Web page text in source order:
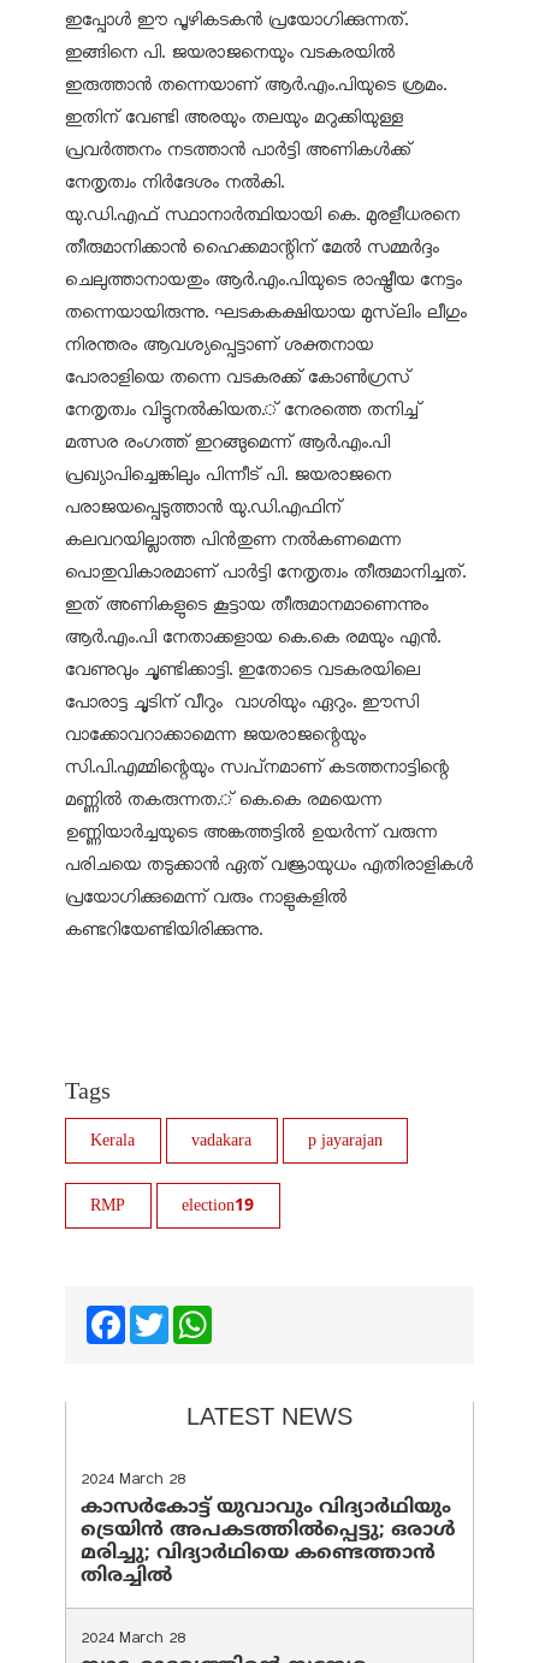
ഇപ്പോൾ ഈ പൂഴികടകൻ പ്രയോഗിക്കുന്നത്.
ഇങ്ങിനെ പി. ജയരാജനെയും വടകരയിൽ
ഇരുത്താൻ തന്നെയാണ് ആർ.എം.പിയുടെ ശ്രമം.
ഇതിന് വേണ്ടി അരയും തലയും മറുക്കിയുള്ള
പ്രവർത്തനം നടത്താൻ പാർട്ടി അണികൾക്ക്
നേതൃത്വം നിർദേശം നൽകി.
യു.ഡി.എഫ് സ്ഥാനാർത്ഥിയായി കെ. മുരളീധരനെ
തീരുമാനിക്കാൻ ഹൈക്കമാന്റിന് മേൽ സമ്മർദ്ദം
ചെലുത്താനായതും ആർ.എം.പിയുടെ രാഷ്ട്രീയ നേട്ടം
തന്നെയായിരുന്നു. ഘടകകക്ഷിയായ മുസ്‌ലിം ലീഗും
നിരന്തരം ആവശ്യപ്പെട്ടാണ് ശക്തനായ
പോരാളിയെ തന്നെ വടകരക്ക് കോൺഗ്രസ്
നേതൃത്വം വിട്ടുനൽകിയത.് നേരത്തെ തനിച്ച്
മത്സര രംഗത്ത് ഇറങ്ങുമെന്ന് ആർ.എം.പി
പ്രഖ്യാപിച്ചെങ്കിലും പിന്നീട് പി. ജയരാജനെ
പരാജയപ്പെടുത്താൻ യു.ഡി.എഫിന്
കലവറയില്ലാത്ത പിൻതുണ നൽകണമെന്ന
പൊതുവികാരമാണ് പാർട്ടി നേതൃത്വം തീരുമാനിച്ചത്.
ഇത് അണികളുടെ കൂട്ടായ തീരുമാനമാണെന്നും
ആർ.എം.പി നേതാക്കളായ കെ.കെ രമയും എൻ.
വേണുവും ചൂണ്ടിക്കാട്ടി. ഇതോടെ വടകരയിലെ
പോരാട്ട ചൂടിന് വീറും വാശിയും ഏറും. ഈസി
വാക്കോവറാക്കാമെന്ന ജയരാജന്റെയും
സി.പി.എമ്മിന്റെയും സ്വപ്‌നമാണ് കടത്തനാട്ടിന്റെ
മണ്ണിൽ തകരുന്നത.് കെ.കെ രമയെന്ന
ഉണ്ണിയാർച്ചയുടെ അങ്കത്തട്ടിൽ ഉയർന്ന് വരുന്ന
പരിചയെ തടുക്കാൻ ഏത് വജ്രായുധം എതിരാളികൾ
പ്രയോഗിക്കുമെന്ന് വരും നാളുകളിൽ
കണ്ടറിയേണ്ടിയിരിക്കുന്നു.
Tags
Kerala vadakara p jayarajan
RMP election19
FacebookTwitter
LATEST NEWS
2024 March 28
കാസർകോട്ട് യുവാവും വിദ്യാർഥിയും
ട്രെയിൻ അപകടത്തിൽപ്പെട്ടു; ഒരാൾ
മരിച്ചു; വിദ്യാർഥിയെ കണ്ടെത്താൻ
തിരച്ചിൽ
2024 March 28